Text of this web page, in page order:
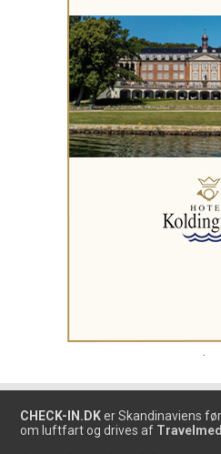
CHECK-IN.DK er Skandinaviens
om luftfart og drives af